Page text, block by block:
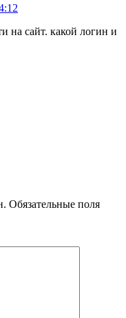
на сайт. какой логин и
Обязательные поля